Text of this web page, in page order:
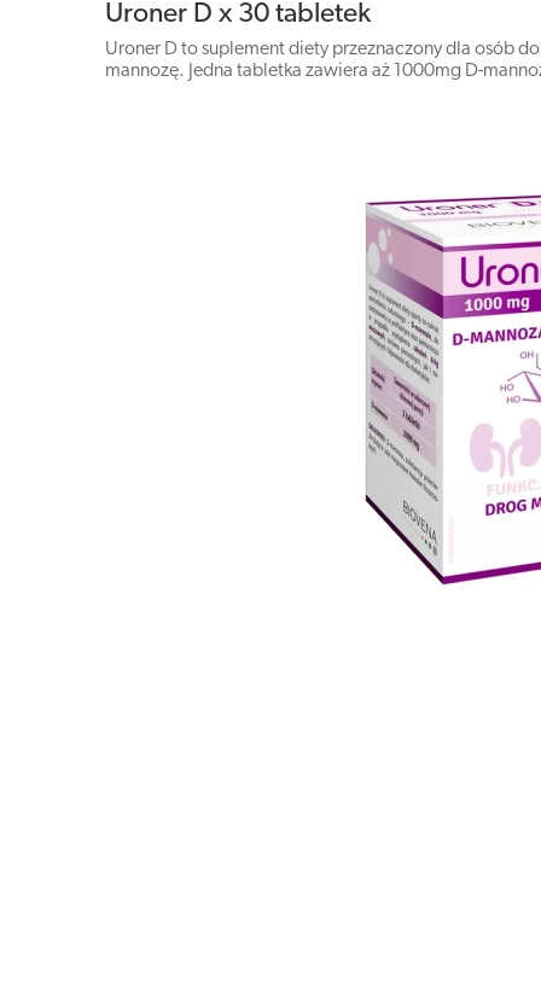
Uroner D x 30 tabletek
Uroner D to suplement diety przeznaczony dla osób
mannozę. Jedna tabletka zawiera aż 1000mg D-